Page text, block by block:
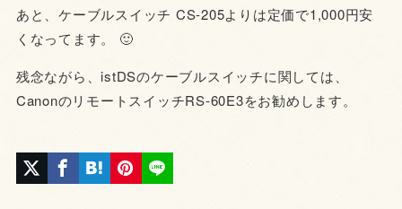
あと、ケーブルスイッチ CS-205よりは定価で1,000円安
くなってます。 🙂
残念ながら、istDSのケーブルスイッチに関しては、
CanonのリモートスイッチRS-60E3をお勧めします。